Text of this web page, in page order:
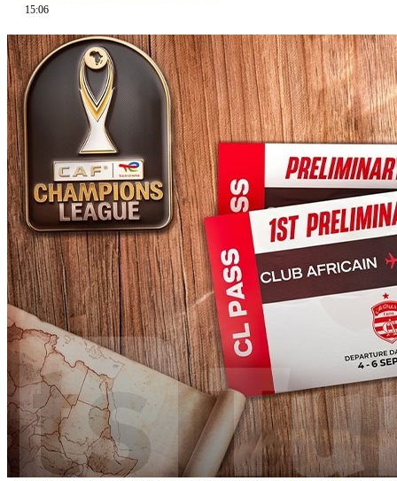
15:06